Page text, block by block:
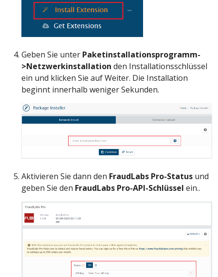
Geben Sie unter Paketinstallationsprogramm-
>Netzwerkinstallation den Installationsschlüssel
ein und klicken Sie auf Weiter. Die Installation
beginnt innerhalb weniger Sekunden.
Aktivieren Sie dann den FraudLabs Pro-Status und
geben Sie den FraudLabs Pro-API-Schlüssel ein..